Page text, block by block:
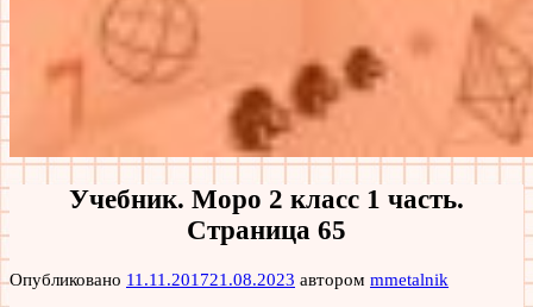
Учебник. Моро 2 класс 1 часть.
Страница 65
Опубликовано 11.11.201721.08.2023 автором mmetalnik